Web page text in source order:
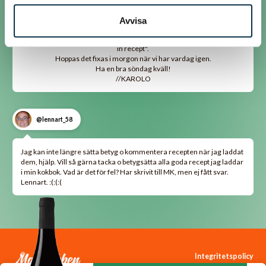
Avvisa
svar. Lennart. :(:(:(
kommentera. Jag har själv och fler med mig provat. Se tråden "Lägga
in recept".
Hoppas det fixas i morgon när vi har vardag igen.
Ha en bra söndag kväll!
//KAROLO
@lennart_58
Jag kan inte längre sätta betyg o kommentera recepten när jag laddat
dem, hjälp. Vill så gärna tacka o betygsätta alla goda recept jag laddar
i min kokbok. Vad är det för fel? Har skrivit till MK, men ej fått svar.
Lennart. :(:(:(
Integritetspolicy